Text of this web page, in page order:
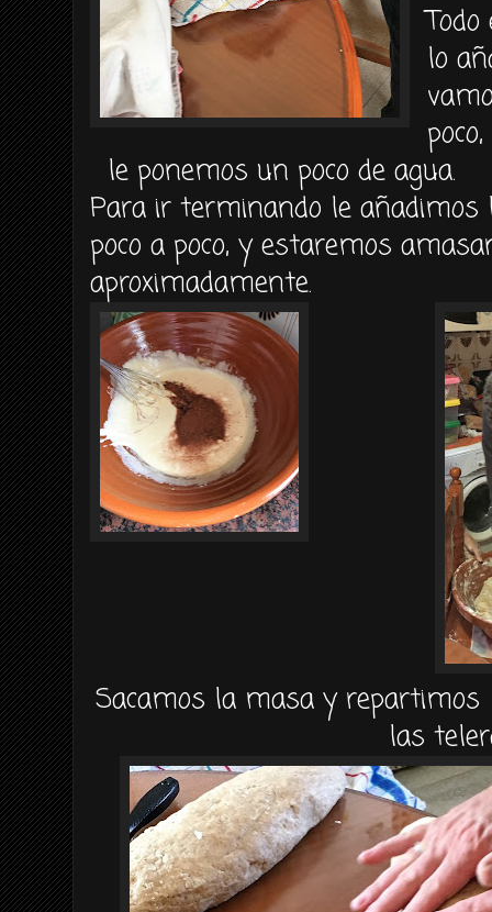
lo
le ponemos un poco de agua.
Para ir terminando le añadimos
poco a poco, y estaremos
aproximadamente.
Sacamos la masa y
las